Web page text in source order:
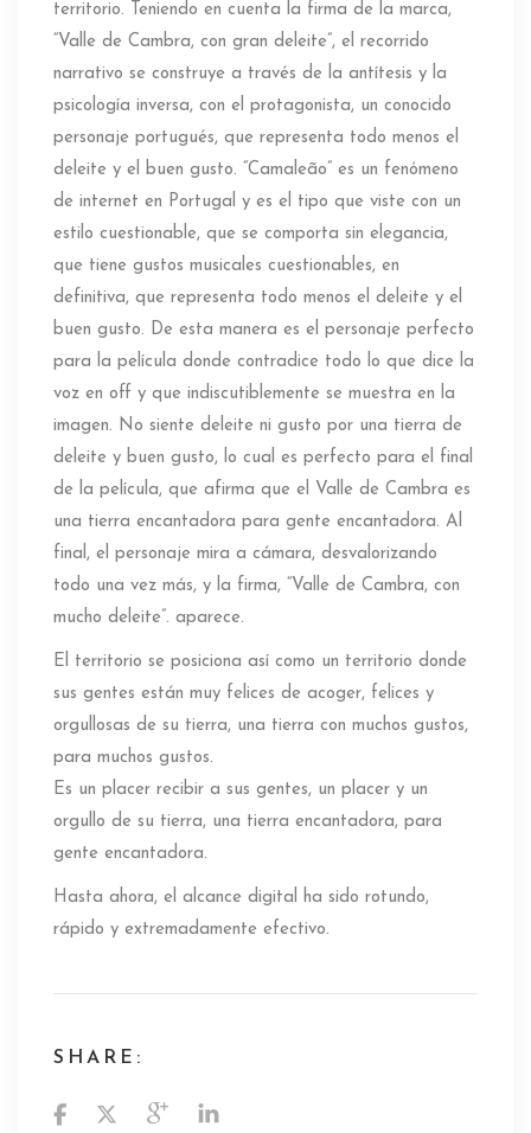
territorio. Teniendo en cuenta la firma de la marca,
“Valle de Cambra, con gran deleite”, el recorrido
narrativo se construye a través de la antítesis y la
psicología inversa, con el protagonista, un conocido
personaje portugués, que representa todo menos el
deleite y el buen gusto. “Camaleão” es un fenómeno
de internet en Portugal y es el tipo que viste con un
estilo cuestionable, que se comporta sin elegancia,
que tiene gustos musicales cuestionables, en
definitiva, que representa todo menos el deleite y el
buen gusto. De esta manera es el personaje perfecto
para la película donde contradice todo lo que dice la
voz en off y que indiscutiblemente se muestra en la
imagen. No siente deleite ni gusto por una tierra de
deleite y buen gusto, lo cual es perfecto para el final
de la película, que afirma que el Valle de Cambra es
una tierra encantadora para gente encantadora. Al
final, el personaje mira a cámara, desvalorizando
todo una vez más, y la firma, “Valle de Cambra, con
mucho deleite”. aparece.
El territorio se posiciona así como un territorio donde
sus gentes están muy felices de acoger, felices y
orgullosas de su tierra, una tierra con muchos gustos,
para muchos gustos.
Es un placer recibir a sus gentes, un placer y un
orgullo de su tierra, una tierra encantadora, para
gente encantadora.
Hasta ahora, el alcance digital ha sido rotundo,
rápido y extremadamente efectivo.
SHARE: